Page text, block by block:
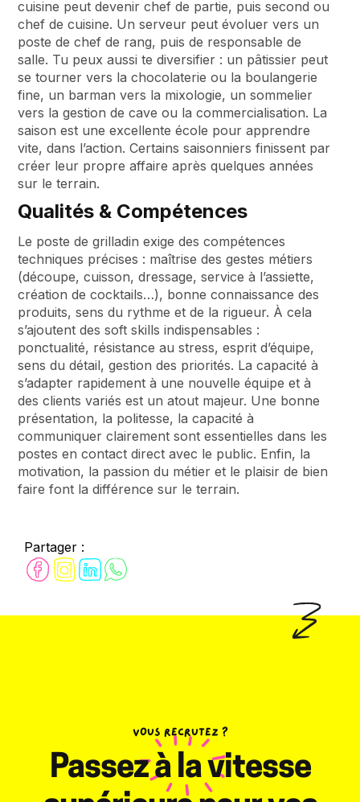
Partager :
cuisine peut devenir chef de partie, puis second ou
chef de cuisine. Un serveur peut évoluer vers un
poste de chef de rang, puis de responsable de
salle. Tu peux aussi te diversifier : un pâtissier peut
se tourner vers la chocolaterie ou la boulangerie
fine, un barman vers la mixologie, un sommelier
vers la gestion de cave ou la commercialisation. La
saison est une excellente école pour apprendre
vite, dans l’action. Certains saisonniers finissent par
créer leur propre affaire après quelques années
sur le terrain.
Qualités & Compétences
Le poste de grilladin exige des compétences
techniques précises : maîtrise des gestes métiers
(découpe, cuisson, dressage, service à l’assiette,
création de cocktails…), bonne connaissance des
produits, sens du rythme et de la rigueur. À cela
s’ajoutent des soft skills indispensables :
ponctualité, résistance au stress, esprit d’équipe,
sens du détail, gestion des priorités. La capacité à
s’adapter rapidement à une nouvelle équipe et à
des clients variés est un atout majeur. Une bonne
présentation, la politesse, la capacité à
communiquer clairement sont essentielles dans les
postes en contact direct avec le public. Enfin, la
motivation, la passion du métier et le plaisir de bien
faire font la différence sur le terrain.
VOUS RECRUTEZ ?
Passez à la vitesse